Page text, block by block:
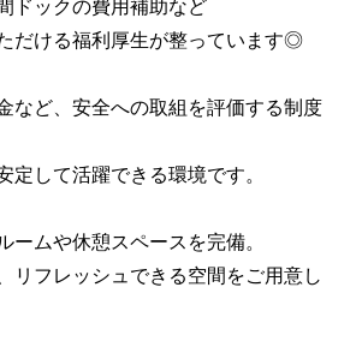
ドックの費用補助など
だける福利厚生が整っています◎
など、安全への取組を評価する制度
定して活躍できる環境です。
ームや休憩スペースを完備。
リフレッシュできる空間をご用意し